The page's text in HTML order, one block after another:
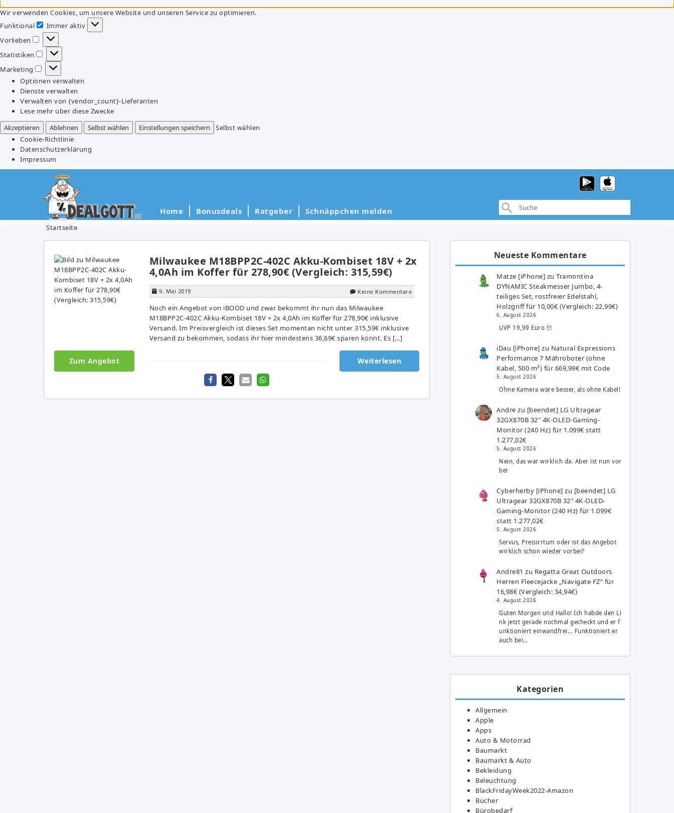
Wir verwenden Cookies, um unsere Website und unseren Service zu optimieren.
Funktional
Funktional
Immer aktiv
Vorlieben
Vorlieben
Statistiken
Statistiken
Marketing
Marketing
Optionen verwalten
Dienste verwalten
Verwalten von {vendor_count}-Lieferanten
Lese mehr über diese Zwecke
Akzeptieren
Ablehnen Selbst wählen Einstellungen speichern
Selbst wählen
Cookie-Richtlinie
Datenschutzerklärung
Impressum
Home Bonusdeals Ratgeber Schnäppchen melden
Startseite
Milwaukee M18BPP2C-402C Akku-Kombiset 18V + 2x
4,0Ah im Koffer für 278,90€ (Vergleich: 315,59€)
9. Mai 2019 Keine Kommentare
Noch ein Angebot von iBOOD und zwar bekommt ihr nun das Milwaukee
M18BPP2C-402C Akku-Kombiset 18V + 2x 4,0Ah im Koffer für 278,90€ inklusive
Versand. Im Preisvergleich ist dieses Set momentan nicht unter 315,59€ inklusive
Versand zu bekommen, sodass ihr hier mindestens 36,69€ sparen könnt. Es […]
Zum Angebot Weiterlesen
Neueste Kommentare
Matze [iPhone] zuTramontina
DYNAMIC Steakmesser Jumbo, 4-
teiliges Set, rostfreier Edelstahl,
Holzgriff für 10,00€ (Vergleich: 22,99€)
6. August 2026
UVP 19,99 Euro !!!
iDau [iPhone] zu Natural Expressions
Performance 7 Mähroboter (ohne
Kabel, 500 m²) für 669,99€ mit Code
5. August 2026
Ohne Kamera wäre besser, als ohne Kabel!
Andre zu [beendet] LG Ultragear
32GX870B 32″ 4K-OLED-Gaming-
Monitor (240 Hz) für 1.099€ statt
1.277,02€
5. August 2026
Nein, das war wirklich da. Aber ist nun vor
bei
Cyberherby [iPhone] zu [beendet] LG
Ultragear 32GX870B 32″ 4K-OLED-
Gaming-Monitor (240 Hz) für 1.099€
statt 1.277,02€
5. August 2026
Servus, Preisirrtum oder ist das Angebot
wirklich schon wieder vorbei?
Andre81 zu Regatta Great Outdoors
Herren Fleecejacke „Navigate FZ“ für
16,98€ (Vergleich: 34,94€)
4. August 2026
Guten Morgen und Hallo! Ich habde den Li
nk jetzt gerade nochmal gecheckt und er f
unktioniert einwandfrei... Funktioniert er
auch bei…
Kategorien
Allgemein
Apple
Apps
Auto & Motorrad
Baumarkt
Baumarkt & Auto
Bekleidung
Beleuchtung
BlackFridayWeek2022-Amazon
Bücher
Bürobedarf